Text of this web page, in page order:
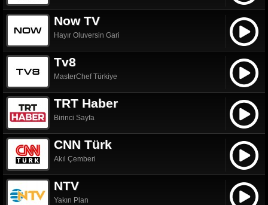
Now TV
Hayır Oluversin Gari
Tv8
MasterChef Türkiye
TRT Haber
Birinci Sayfa
CNN Türk
Akıl Çemberi
NTV
Yakın Plan